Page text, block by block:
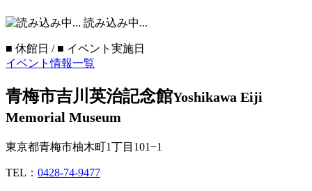
読み込み中...
■ 休館日 / ■ イベント実施日
イベント情報一覧
青梅市吉川英治記念館Yoshikawa Eiji
Memorial Museum
東京都青梅市柚木町1丁目101−1
TEL： 0428-74-9477